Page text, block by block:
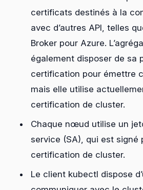
certificats destinés à la
avec d’autres API, telles
Broker pour Azure.
également disposer de sa
certification pour émettre
mais elle utilise
certification de cluster.
Chaque nœud utilise un
service (SA), qui est signé
certification de cluster.
Le client kubectl dispose